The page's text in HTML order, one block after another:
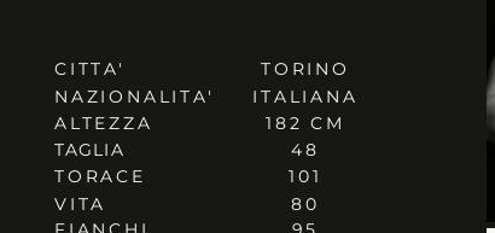
ITALIANA
182 CM
48
101
80
TORINO
NAZIONALITA'
ALTEZZA
TAGLIA
TORACE
VITA
CITTA'